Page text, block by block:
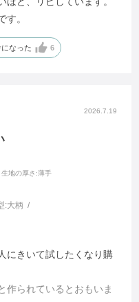
す。
なった 6
2026.7.19
生地の厚さ :薄手
:大柄
にきいて試したくなり購
作られているとおもいま